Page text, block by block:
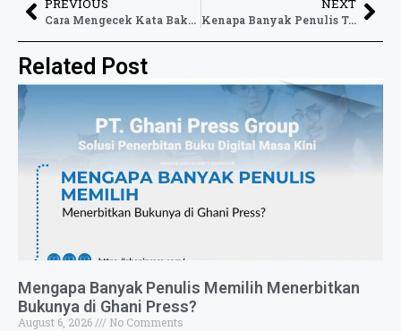
PREVIOUS
Cara Mengecek Kata Baku Sebelum Buku Diterbitkan
NEXT
Kenapa Banyak Penulis Takut Tulisannya Dibaca Orang Lain
Related Post
Mengapa Banyak Penulis Memilih Menerbitkan
Bukunya di Ghani Press?
August 6, 2026
No Comments